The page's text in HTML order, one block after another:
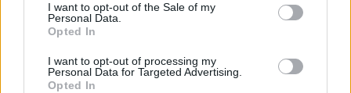
I want to opt-out of the Sale of my
Personal Data.
Opted In
I want to opt-out of processing my
Personal Data for Targeted Advertising.
Opted In
GALÉRIA TOVÁBBI MŰTÁRGYAI